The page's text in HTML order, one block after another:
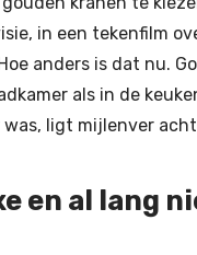
in een tekenfilm
anders is dat nu.
als in de
ligt mijlenver
en al lang